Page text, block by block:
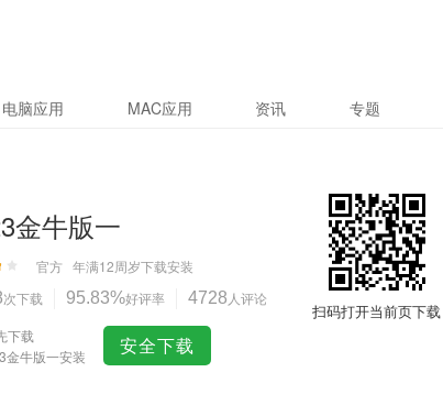
电脑应用 MAC应用 资讯 专题
金牛版一
官方 年满12周岁下载安装
次下载 95.83%好评率 4728 人评论
下载
金牛版一安装
安全下载
扫码打开当前页下载